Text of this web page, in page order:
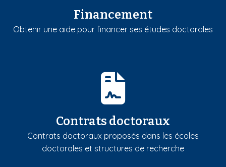
Financement
Obtenir une aide pour financer ses études doctorales
Contrats doctoraux
Contrats doctoraux proposés dans les écoles
doctorales et structures de recherche